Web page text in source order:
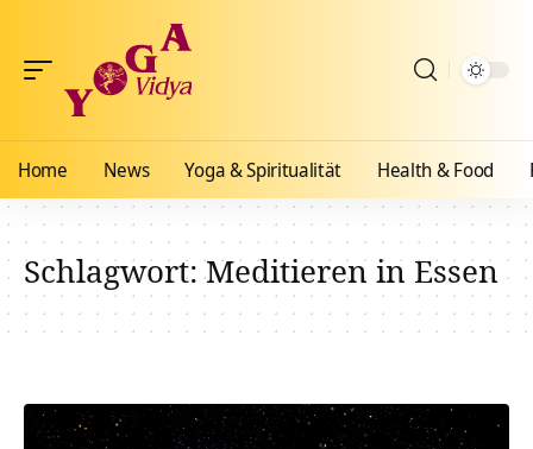
Home News Yoga & Spiritualität Health & Food
Schlagwort:Meditieren in Essen